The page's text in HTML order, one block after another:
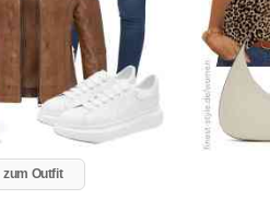
zum Outfit